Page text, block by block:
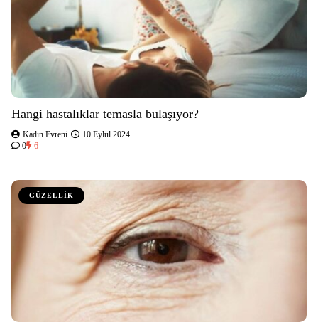
Hangi hastalıklar temasla bulaşıyor?
Kadın Evreni
10 Eylül 2024
0
6
GÜZELLİK